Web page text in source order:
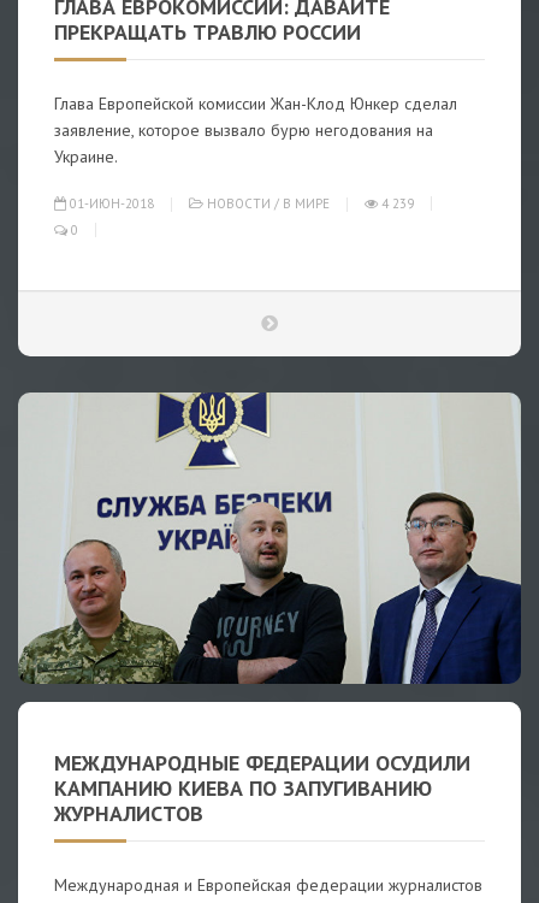
ГЛАВА ЕВРОКОМИССИИ: ДАВАЙТЕ
ПРЕКРАЩАТЬ ТРАВЛЮ РОССИИ
Глава Европейской комиссии Жан-Клод Юнкер сделал
заявление, которое вызвало бурю негодования на
Украине.
01-ИЮН-2018 НОВОСТИ / В МИРЕ
4 239
0
МЕЖДУНАРОДНЫЕ ФЕДЕРАЦИИ ОСУДИЛИ
КАМПАНИЮ КИЕВА ПО ЗАПУГИВАНИЮ
ЖУРНАЛИСТОВ
Международная и Европейская федерации журналистов